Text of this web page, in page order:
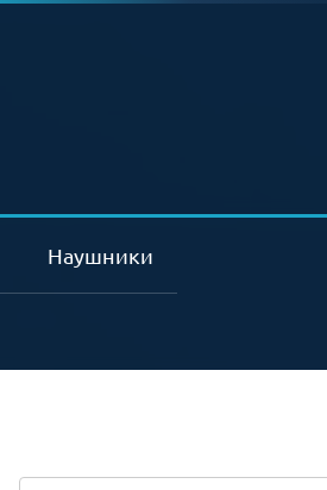
Наушники